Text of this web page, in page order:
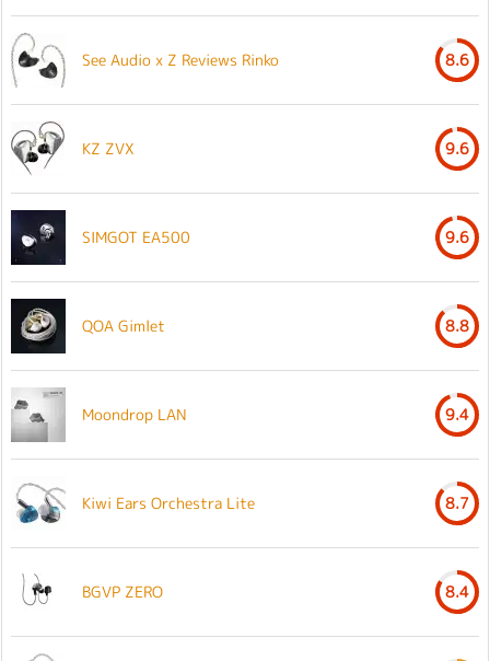
See Audio x Z Reviews Rinko 8.6
KZ ZVX 9.6
SIMGOT EA500 9.6
QOA Gimlet 8.8
Moondrop LAN 9.4
Kiwi Ears Orchestra Lite 8.7
BGVP ZERO 8.4